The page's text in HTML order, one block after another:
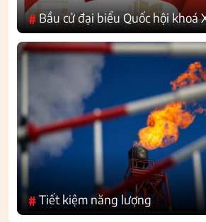
#Bầu cử đại biểu Quốc hội khoá
#Tiết kiệm năng lượng